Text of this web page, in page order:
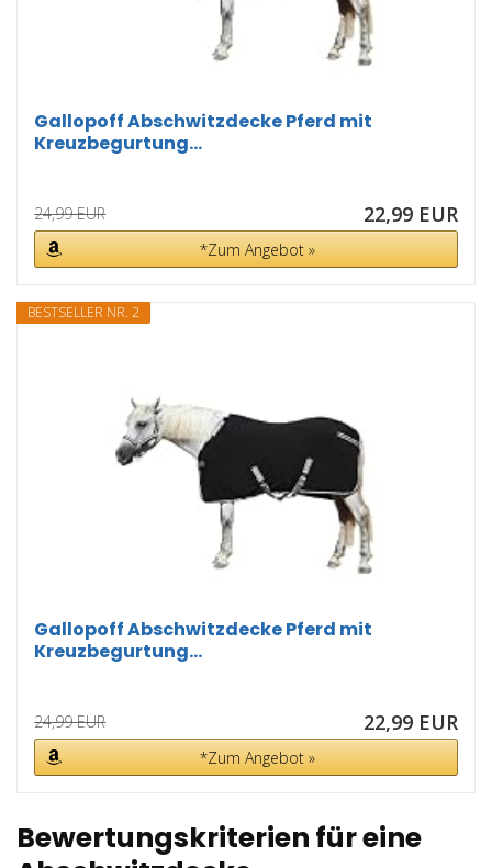
Gallopoff Abschwitzdecke Pferd mit
Kreuzbegurtung...
24,99 EUR 22,99 EUR
*Zum Angebot »
BESTSELLER NR. 2
Gallopoff Abschwitzdecke Pferd mit
Kreuzbegurtung...
24,99 EUR 22,99 EUR
*Zum Angebot »
Bewertungskriterien für eine